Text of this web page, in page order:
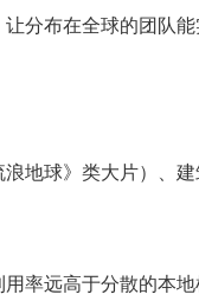
分布在全球的团队能
地球》类大片）、
率远高于分散的本